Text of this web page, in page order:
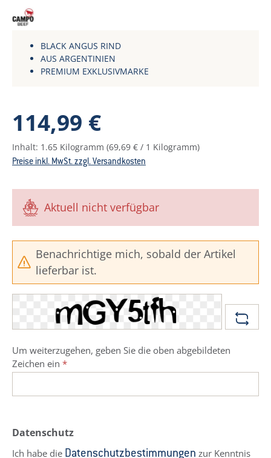
BLACK ANGUS RIND
AUS ARGENTINIEN
PREMIUM EXKLUSIVMARKE
Regulärer Preis:
114,99 €
Inhalt: 1.65 Kilogramm (69,69 € / 1 Kilogramm)
Preise inkl. MwSt. zzgl. Versandkosten
Aktuell nicht verfügbar
Benachrichtige mich, sobald der Artikel
lieferbar ist.
Um weiterzugehen, geben Sie die oben abgebildeten
Zeichen ein *
Datenschutz
Ich habe die Datenschutzbestimmungen zur Kenntnis